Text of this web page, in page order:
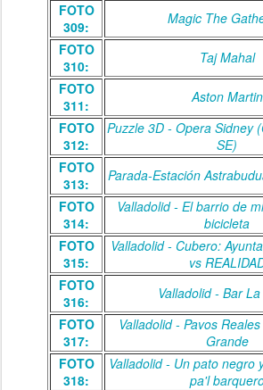
FOTO
309:
Magic The
FOTO
310:
Taj Mahal
FOTO
311:
Aston Martin
FOTO
312:
Puzzle 3D - Opera Sidney
SE)
FOTO
313:
Parada-Estación
FOTO
314:
Valladolid - El barrio de
bicicleta
FOTO
315:
Valladolid - Cubero:
vs
FOTO
316:
Valladolid - Bar
FOTO
317:
Valladolid - Pavos
Grande
FOTO
318:
Valladolid - Un pato negro
pa'l